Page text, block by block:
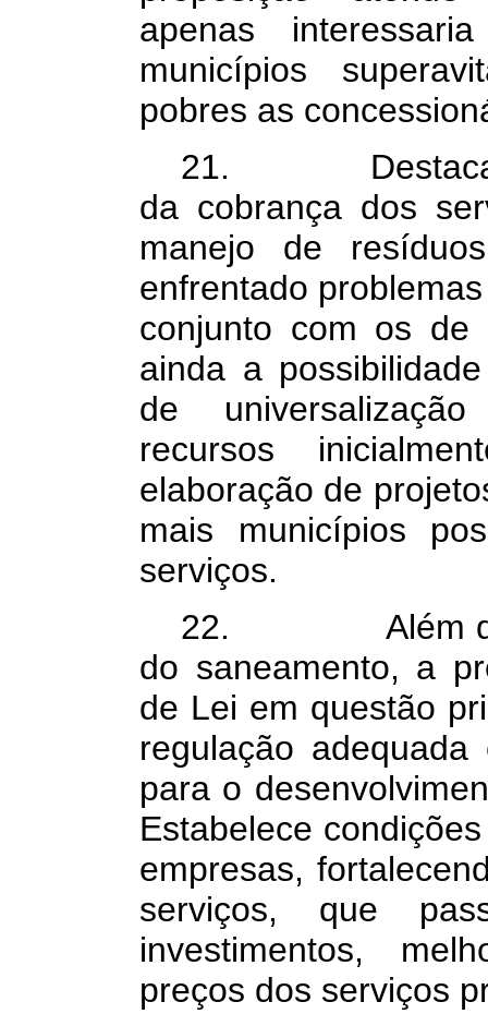
apenas
municípios
pobres as
21. Destaca-se
da cobrança dos
manejo de
enfrentado
conjunto com os de
ainda a
de
recursos
elaboração de
mais municípios
serviços.
22. Além de
do saneamento, a
de Lei em questão
regulação
para o
Estabelece
empresas,
serviços, que
investimentos,
preços dos serviços